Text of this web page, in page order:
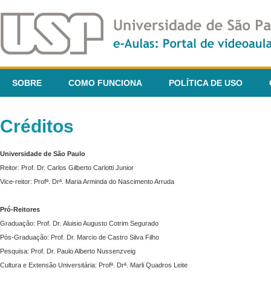
SOBRE COMO FUNCIONA POLÍTICA DE USO
Créditos
Universidade de São Paulo
Reitor: Prof. Dr. Carlos Gilberto Carlotti Junior
Vice-reitor: Profª. Drª. Maria Arminda do Nascimento Arruda
Pró-Reitores
Graduação: Prof. Dr. Aluisio Augusto Cotrim Segurado
Pós-Graduação: Prof. Dr. Marcio de Castro Silva Filho
Pesquisa: Prof. Dr. Paulo Alberto Nussenzveig
Cultura e Extensão Universitária: Profª. Drª. Marli Quadros Leite